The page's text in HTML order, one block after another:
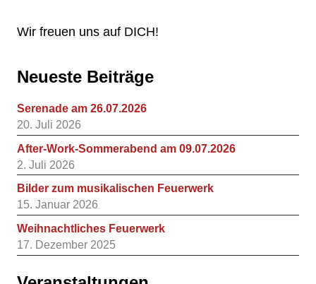
Wir freuen uns auf DICH!
Neueste Beiträge
Serenade am 26.07.2026
20. Juli 2026
After-Work-Sommerabend am 09.07.2026
2. Juli 2026
Bilder zum musikalischen Feuerwerk
15. Januar 2026
Weihnachtliches Feuerwerk
17. Dezember 2025